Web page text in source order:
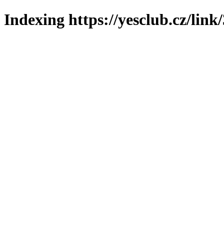
Indexing https://yesclub.cz/link/